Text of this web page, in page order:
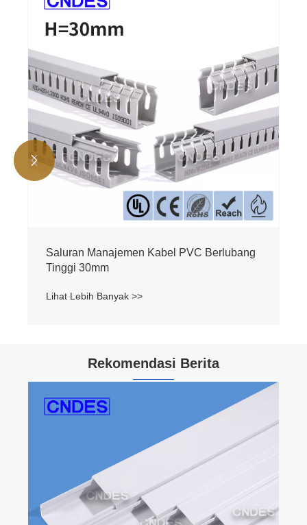
Saluran Manajemen Kabel PVC Berlubang
Tinggi 30mm
Lihat Lebih Banyak >>


Rekomendasi Berita